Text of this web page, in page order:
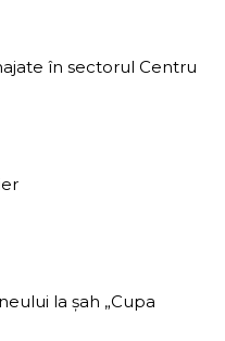
în sectorul Centru
la șah „Cupa